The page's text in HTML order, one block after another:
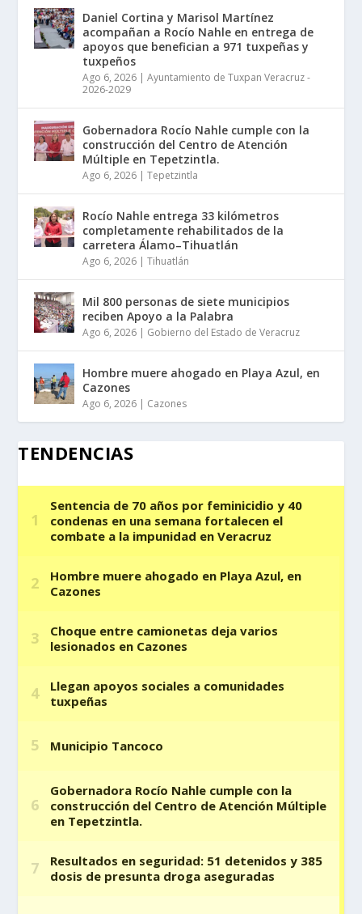
Daniel Cortina y Marisol Martínez
acompañan a Rocío Nahle en entrega de
apoyos que benefician a 971 tuxpeñas y
tuxpeños
Ago 6, 2026 |Ayuntamiento de Tuxpan Veracruz -
2026-2029
Gobernadora Rocío Nahle cumple con la
construcción del Centro de Atención
Múltiple en Tepetzintla.
Ago 6, 2026 |Tepetzintla
Rocío Nahle entrega 33 kilómetros
completamente rehabilitados de la
carretera Álamo–Tihuatlán
Ago 6, 2026 |Tihuatlán
Mil 800 personas de siete municipios
reciben Apoyo a la Palabra
Ago 6, 2026 | Gobierno del Estado de Veracruz
Hombre muere ahogado en Playa Azul, en
Cazones
Ago 6, 2026 | Cazones
TENDENCIAS